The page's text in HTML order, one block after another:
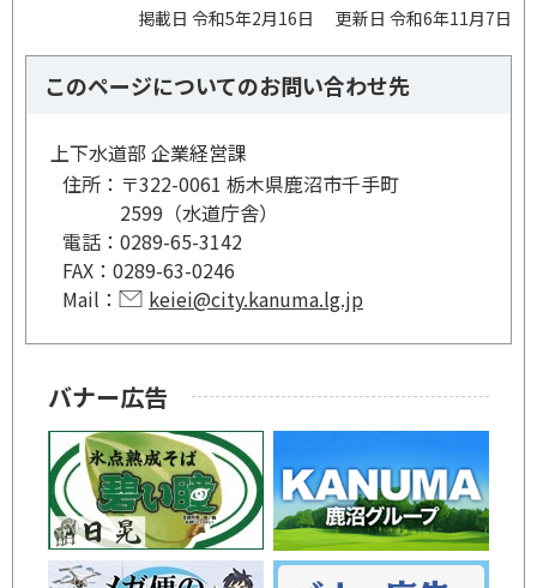
掲載日 令和5年2月16日 更新日 令和6年11月7日
このページについてのお問い合わせ先
上下水道部 企業経営課
住所： 〒322-0061 栃木県鹿沼市千手町
2599（水道庁舎）
電話： 0289-65-3142
FAX： 0289-63-0246
Mail：
keiei@city.kanuma.lg.jp
バナー広告